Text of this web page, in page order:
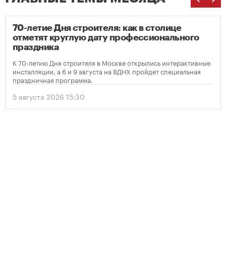
70-летие Дня строителя: как в столице
отметят круглую дату профессионального
праздника
К 70-летию Дня строителя в Москве открылись интерактивные
инсталляции, а 6 и 9 августа на ВДНХ пройдет специальная
праздничная программа.
5 августа 2026 15:30